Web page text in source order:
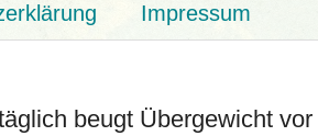
Impressum
beugt Übergewicht vor